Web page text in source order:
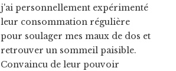
j'ai personnellement expérimenté
leur consommation régulière
pour soulager mes maux de dos et
retrouver un sommeil paisible.
Convaincu de leur pouvoir